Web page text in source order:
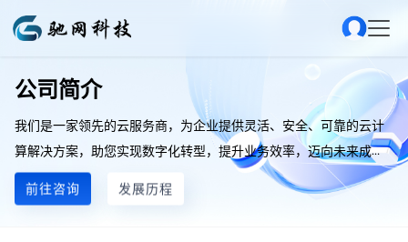
公司简介
我们是一家领先的云服务商，为企业提供灵活、安全、可靠的云计
算解决方案，助您实现数字化转型，提升业务效率，迈向未来成
功。
前往咨询 发展历程